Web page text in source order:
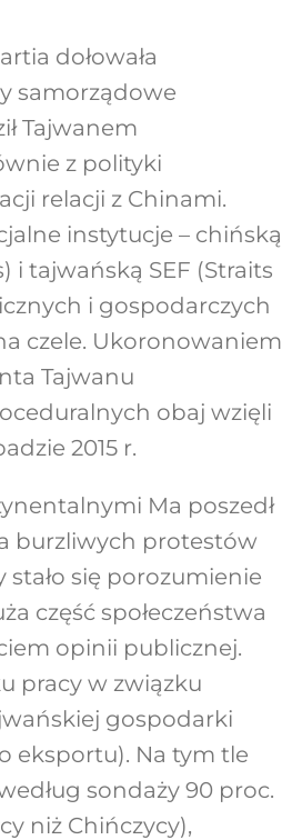
dołowała
samorządowe
Tajwanem
z polityki
relacji z Chinami.
instytucje – chińską
i tajwańską SEF (Straits
i gospodarczych
czele. Ukoronowaniem
Tajwanu
obaj wzięli
2015 r.
Ma poszedł
burzliwych protestów
stało się porozumienie
część społeczeństwa
opinii publicznej.
pracy w związku
gospodarki
eksportu). Na tym tle
sondaży 90 proc.
niż Chińczycy),